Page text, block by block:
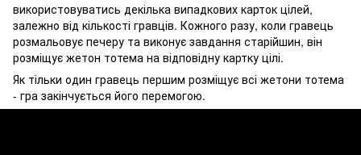
використовуватись декілька випадкових карток цілей,
залежно від кількості гравців. Кожного разу, коли гравець
розмальовує печеру та виконує завдання старійшин, він
розміщує жетон тотема на відповідну картку цілі.
Як тільки один гравець першим розміщує всі жетони тотема
- гра закінчується його перемогою.